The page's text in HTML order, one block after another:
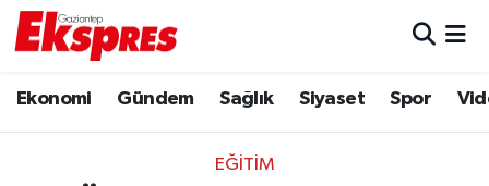
Ekonomi Gündem Sağlık Siyaset Spor
EĞITIM
Ekonomi
Trafik Durumu